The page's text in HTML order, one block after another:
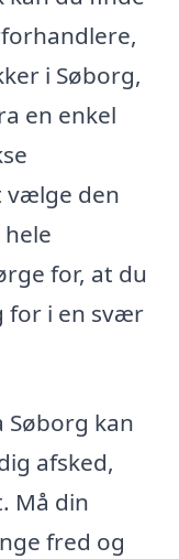
i Søborg,
en enkel
vælge den
for, at du
for i en svær
Søborg kan
afsked,
Må din
fred og